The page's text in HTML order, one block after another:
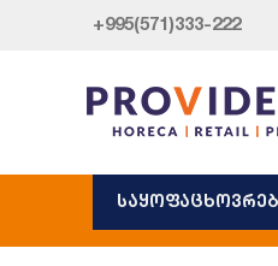
+995(571)333-222